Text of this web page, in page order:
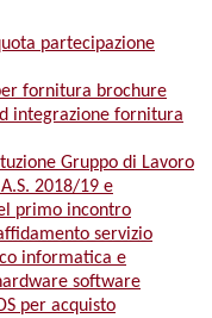
partecipazione
fornitura brochure
integrazione fornitura
Gruppo di Lavoro
2018/19 e
primo incontro
servizio
informatica e
software
per acquisto